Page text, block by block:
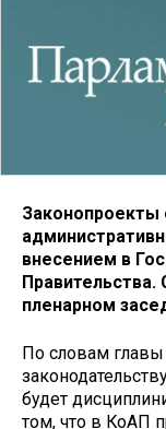
Законопроекты
внесением в
Правительства.
пленарном
По словам главы
будет
том, что в КоАП